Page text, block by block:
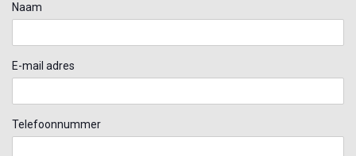
Naam
E-mail adres
Telefoonnummer